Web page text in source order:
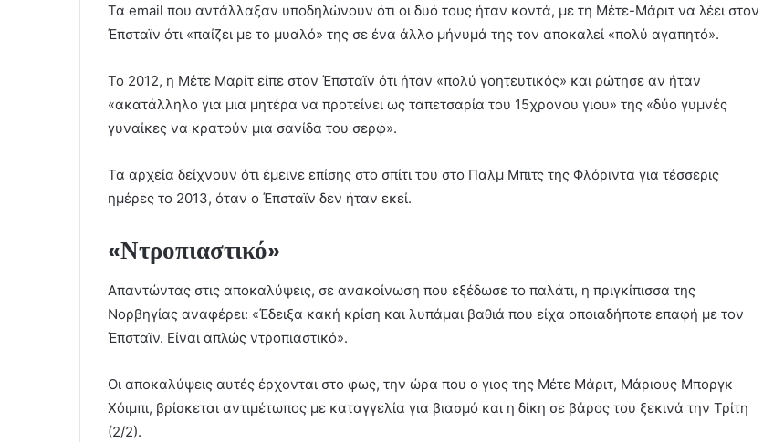
Τα email που αντάλλαξαν υποδηλώνουν ότι οι δυό τους ήταν κοντά, με τη Μέτε-Μάριτ να λέει στον
Έπσταϊν ότι «παίζει με το μυαλό» της σε ένα άλλο μήνυμά της τον αποκαλεί «πολύ αγαπητό».
Το 2012, η Μέτε Μαρίτ είπε στον Έπσταϊν ότι ήταν «πολύ γοητευτικός» και ρώτησε αν ήταν
«ακατάλληλο για μια μητέρα να προτείνει ως ταπετσαρία του 15χρονου γιου» της «δύο γυμνές
γυναίκες να κρατούν μια σανίδα του σερφ».
Τα αρχεία δείχνουν ότι έμεινε επίσης στο σπίτι του στο Παλμ Μπιτς της Φλόριντα για τέσσερις
ημέρες το 2013, όταν ο Έπσταϊν δεν ήταν εκεί.
«Ντροπιαστικό»
Απαντώντας στις αποκαλύψεις, σε ανακοίνωση που εξέδωσε το παλάτι, η πριγκίπισσα της
Νορβηγίας αναφέρει: «Έδειξα κακή κρίση και λυπάμαι βαθιά που είχα οποιαδήποτε επαφή με τον
Έπσταϊν. Είναι απλώς ντροπιαστικό».
Οι αποκαλύψεις αυτές έρχονται στο φως, την ώρα που ο γιος της Μέτε Μάριτ, Μάριους Μποργκ
Χόιμπι, βρίσκεται αντιμέτωπος με καταγγελία για βιασμό και η δίκη σε βάρος του ξεκινά την Τρίτη
(2/2).